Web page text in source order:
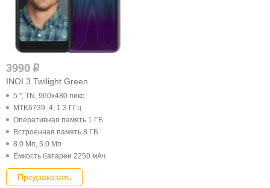
3990 q
INOI 3 Twilight Green
5 ", TN, 960x480 пикс.
MTK6739, 4, 1.3 ГГц
Оперативная память 1 ГБ
Встроенная память 8 ГБ
8.0 Мп, 5.0 Мп
Ёмкость батареи 2250 мАч
Предзаказать